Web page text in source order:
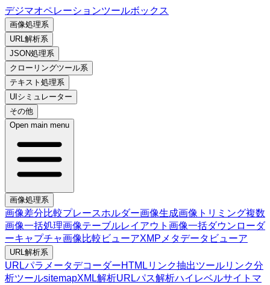
デジマオペレーションツールボックス
画像処理系
URL解析系
JSON処理系
クローリングツール系
テキスト処理系
UIシミュレーター
その他
Open main menu
画像処理系
画像差分比較プレースホルダー画像生成画像トリミング複数
画像一括処理画像テーブルレイアウト 画像一括ダウンローダ
ーキャプチャ画像比較ビューアXMPメタデータビューア
URL解析系
URLパラメータデコーダーHTMLリンク抽出ツールリンク分
析ツールsitemapXML解析URLパス解析ハイレベルサイトマ